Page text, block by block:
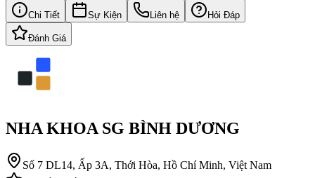
Chi Tiết Sự Kiện Liên hệ Hỏi Đáp
Đánh Giá
NHA KHOA SG BÌNH DƯƠNG
Số 7 DL14, Ấp 3A, Thới Hòa, Hồ Chí Minh, Việt Nam